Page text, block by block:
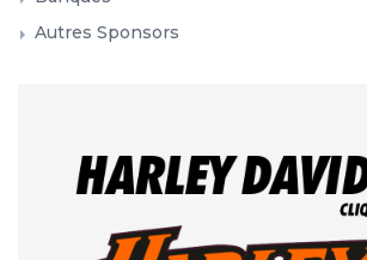
Autres Sponsors